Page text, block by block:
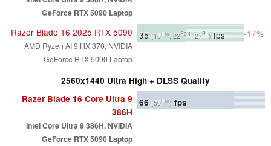
GeForce RTX 5090 Laptop
Razer Blade 16 2025 RTX 5090
AMD Ryzen AI 9 HX 370, NVIDIA
GeForce RTX 5090 Laptop
35 (16min , 22P0.1, 27P1)fps -17%
2560x1440 Ultra High + DLSS Quality
Razer Blade 16 Core Ultra 9
386H
Intel Core Ultra 9 386H, NVIDIA
GeForce RTX 5090 Laptop
66 (50min) fps